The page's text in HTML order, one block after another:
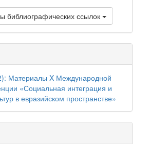
библиографических ссылок
Материалы X Международной
«Социальная интеграция и
в евразийском пространстве»